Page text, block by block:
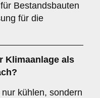
Bestandsbauten
für die
Klimaanlage als
kühlen, sondern